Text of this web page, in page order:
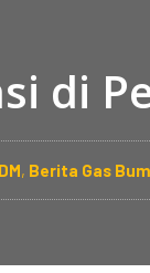
di
, Berita Gas